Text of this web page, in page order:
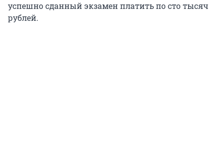
успешно сданный экзамен платить по сто тысяч
рублей.